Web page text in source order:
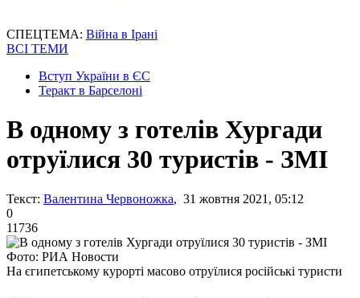
СПЕЦТЕМА: Війна в Ірані
ВСІ ТЕМИ
Вступ України в ЄС
Теракт в Барселоні
В одному з готелів Хургади
отруїлися 30 туристів - ЗМІ
Текст: Валентина Червоножка, 31 жовтня 2021, 05:12
0
11736
Фото: РИА Новости
На єгипетському курорті масово отруїлися російські туристи